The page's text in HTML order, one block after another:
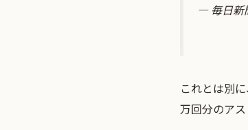
— 毎日新
これとは別
万回分のア